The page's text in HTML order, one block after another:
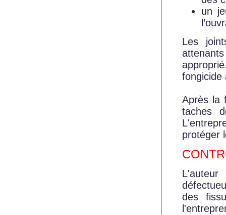
un
Les
fongicide
Après la
taches
protéger
des